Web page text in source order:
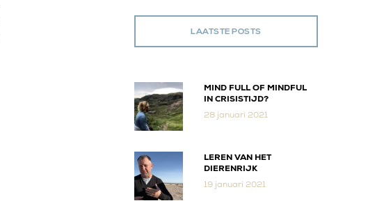
LAATSTE POSTS
MIND FULL OF MINDFUL
IN CRISISTIJD?
28 januari 2021
LEREN VAN HET
DIERENRIJK
19 januari 2021